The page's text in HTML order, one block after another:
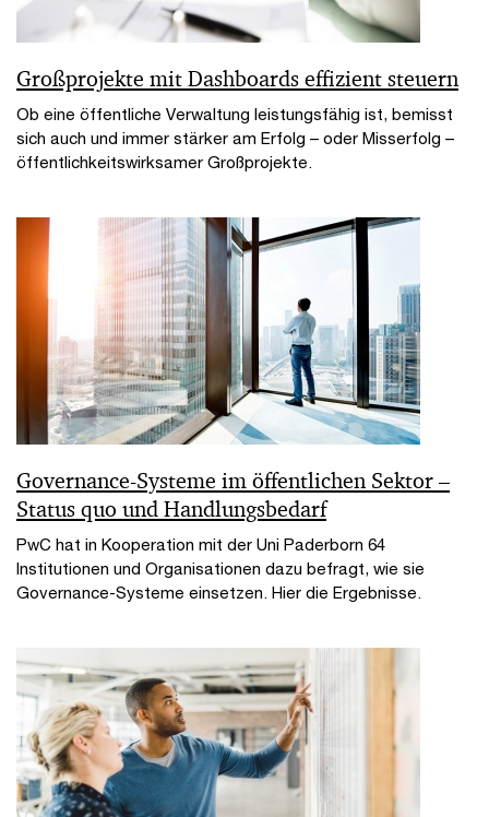
Großprojekte mit Dashboards effizient steuern
Ob eine öffentliche Verwaltung leistungsfähig ist, bemisst
sich auch und immer stärker am Erfolg – oder Misserfolg –
öffentlichkeitswirksamer Großprojekte.
Governance-Systeme im öffentlichen Sektor –
Status quo und Handlungsbedarf
PwC hat in Kooperation mit der Uni Paderborn 64
Institutionen und Organisationen dazu befragt, wie sie
Governance-Systeme einsetzen. Hier die Ergebnisse.